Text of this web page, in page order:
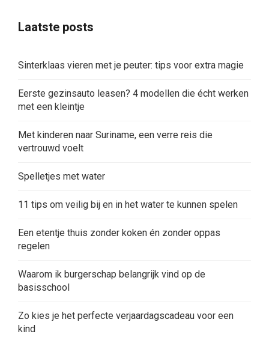
Laatste posts
Sinterklaas vieren met je peuter: tips voor extra magie
Eerste gezinsauto leasen? 4 modellen die écht werken
met een kleintje
Met kinderen naar Suriname, een verre reis die
vertrouwd voelt
Spelletjes met water
11 tips om veilig bij en in het water te kunnen spelen
Een etentje thuis zonder koken én zonder oppas
regelen
Waarom ik burgerschap belangrijk vind op de
basisschool
Zo kies je het perfecte verjaardagscadeau voor een
kind